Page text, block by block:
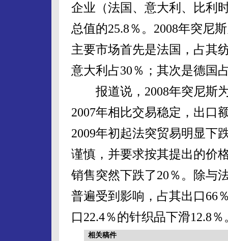
企业（法国、意大利、比利
总值的25.8％。2008年突尼
主要市场首先是法国，占其
意大利占30％；其次是德国
报道说，2008年突尼斯为
2007年相比交易稳定，出口
2009年初起法突贸易明显下
谨慎，并要求按其提出的价
销售突然下跌了20％。除与
普遍受到影响，占其出口66
口22.4％的针织品下滑12.8％
相关稿件